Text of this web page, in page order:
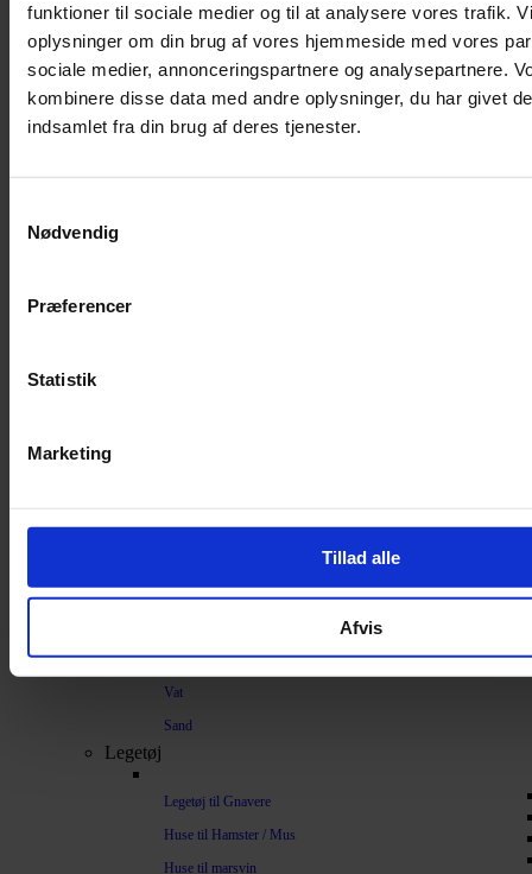
funktioner til sociale medier og til at analysere vores trafik.
oplysninger om din brug af vores hjemmeside med vores
sociale medier, annonceringspartnere og analysepartnere.
kombinere disse data med andre oplysninger, du har givet
indsamlet fra din brug af deres tjenester.
Nødvendig
Præferencer
Statistik
Marketing
Tillad alle
Afvis
Rottebur
Marsvinebur
Overdækning løbegård
Savsmuld
Bommuld
Træpiller
Vat
Sand
Legetøj
Legetøj til Gnavere
Huse til Hamster / Mus
Huse til marsvin